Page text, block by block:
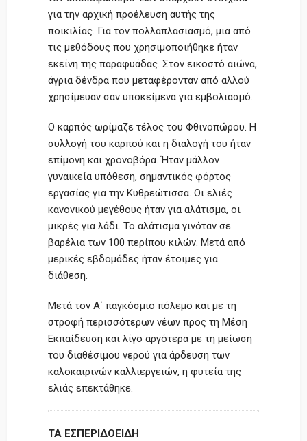
για την αρχική προέλευση αυτής της
ποικιλίας. Για τον πολλαπλασιασμό, μια από
τις μεθόδους που χρησιμοποιήθηκε ήταν
εκείνη της παραφυάδας. Στον εικοστό αιώνα,
άγρια δένδρα που μεταφέρονταν από αλλού
χρησίμευαν σαν υποκείμενα για εμβολιασμό.
Ο καρπός ωρίμαζε τέλος του Φθινοπώρου. Η
συλλογή του καρπού και η διαλογή του ήταν
επίμονη και χρονοβόρα. Ήταν μάλλον
γυναικεία υπόθεση, σημαντικός φόρτος
εργασίας για την Κυθρεώτισσα. Οι ελιές
κανονικού μεγέθους ήταν για αλάτισμα, οι
μικρές για λάδι. Το αλάτισμα γινόταν σε
βαρέλια των 100 περίπου κιλών. Μετά από
μερικές εβδομάδες ήταν έτοιμες για
διάθεση.
Μετά τον Α΄ παγκόσμιο πόλεμο και με τη
στροφή περισσότερων νέων προς τη Μέση
Εκπαίδευση και λίγο αργότερα με τη μείωση
του διαθέσιμου νερού για άρδευση των
καλοκαιρινών καλλιεργειών, η φυτεία της
ελιάς επεκτάθηκε.
ΤΑ ΕΣΠΕΡΙΔΟΕΙΔΗ